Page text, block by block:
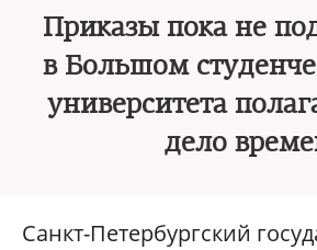
Приказы пока не
в Большом
университета
дело
Санкт-Петербургский